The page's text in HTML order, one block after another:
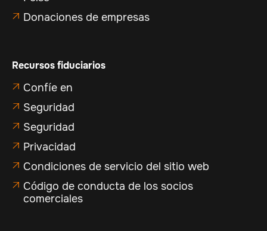
 Donaciones de empresas
Recursos fiduciarios
 Confíe en
 Seguridad
 Seguridad
 Privacidad
 Condiciones de servicio del sitio web
 Código de conducta de los socios
comerciales